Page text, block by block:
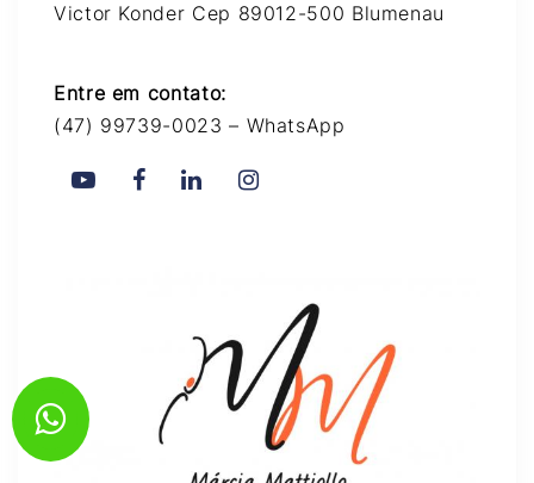
Victor Konder Cep 89012-500 Blumenau
Entre em contato:
(47) 99739-0023 – WhatsApp